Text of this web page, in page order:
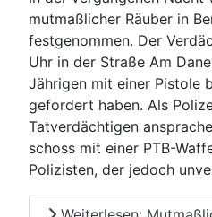
mutmaßlicher Räuber in
festgenommen. Der
Uhr in der Straße Am
Jährigen mit einer Pistole
gefordert haben. Als
Tatverdächtigen
schoss mit einer PTB-
Polizisten, der jedoch